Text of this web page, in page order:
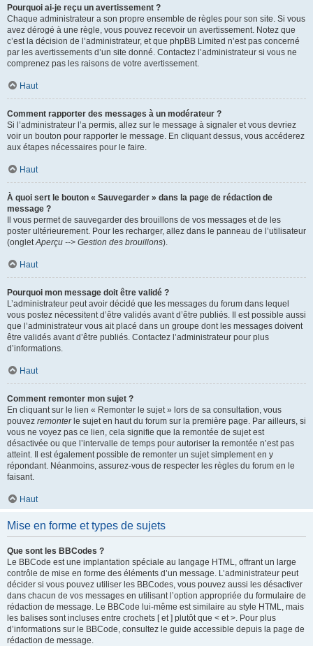
Pourquoi ai-je reçu un avertissement ?
Chaque administrateur a son propre ensemble de règles pour son site. Si vous
avez dérogé à une règle, vous pouvez recevoir un avertissement. Notez que
c’est la décision de l’administrateur, et que phpBB Limited n’est pas concerné
par les avertissements d’un site donné. Contactez l’administrateur si vous ne
comprenez pas les raisons de votre avertissement.
Haut
Comment rapporter des messages à un modérateur ?
Si l’administrateur l’a permis, allez sur le message à signaler et vous devriez
voir un bouton pour rapporter le message. En cliquant dessus, vous accéderez
aux étapes nécessaires pour le faire.
Haut
À quoi sert le bouton « Sauvegarder » dans la page de rédaction de
message ?
Il vous permet de sauvegarder des brouillons de vos messages et de les
poster ultérieurement. Pour les recharger, allez dans le panneau de l’utilisateur
(ongletAperçu --> Gestion des brouillons).
Haut
Pourquoi mon message doit être validé ?
L’administrateur peut avoir décidé que les messages du forum dans lequel
vous postez nécessitent d’être validés avant d’être publiés. Il est possible aussi
que l’administrateur vous ait placé dans un groupe dont les messages doivent
être validés avant d’être publiés. Contactez l’administrateur pour plus
d’informations.
Haut
Comment remonter mon sujet ?
En cliquant sur le lien « Remonter le sujet » lors de sa consultation, vous
pouvez remonterle sujet en haut du forum sur la première page. Par ailleurs, si
vous ne voyez pas ce lien, cela signifie que la remontée de sujet est
désactivée ou que l’intervalle de temps pour autoriser la remontée n’est pas
atteint. Il est également possible de remonter un sujet simplement en y
répondant. Néanmoins, assurez-vous de respecter les règles du forum en le
faisant.
Haut
Mise en forme et types de sujets
Que sont les BBCodes ?
Le BBCode est une implantation spéciale au langage HTML, offrant un large
contrôle de mise en forme des éléments d’un message. L’administrateur peut
décider si vous pouvez utiliser les BBCodes, vous pouvez aussi les désactiver
dans chacun de vos messages en utilisant l’option appropriée du formulaire de
rédaction de message. Le BBCode lui-même est similaire au style HTML, mais
les balises sont incluses entre crochets [ et ] plutôt que < et >. Pour plus
d’informations sur le BBCode, consultez le guide accessible depuis la page de
rédaction de message.